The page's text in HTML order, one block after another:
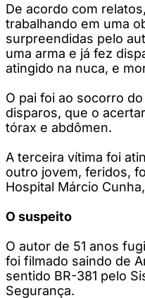
De acordo com
trabalhando em uma
surpreendidas pelo
uma arma e já fez
atingido na nuca, e
O pai foi ao socorro
disparos, que o
tórax e abdômen.
A terceira vítima foi
outro jovem, feridos,
Hospital Márcio
O suspeito
O autor de 51 anos
foi filmado saindo de
sentido BR-381 pelo
Segurança.